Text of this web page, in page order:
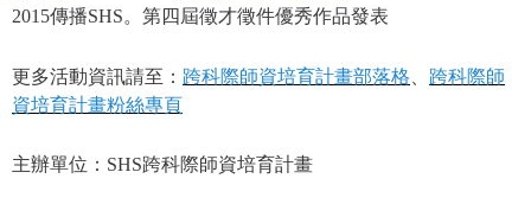
2015傳播SHS。第四屆徵才徵件優秀作品發表
更多活動資訊請至： 跨科際師資培育計畫部落格
跨科際師
資培育計畫粉絲專頁
主辦單位： SHS跨科際師資培育計畫